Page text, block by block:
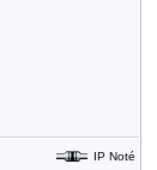
IP Noté